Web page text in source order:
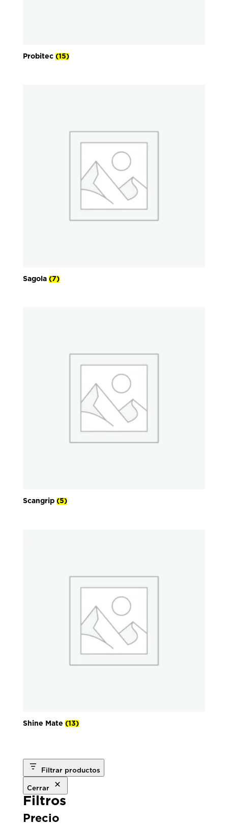
Probitec (15)
Sagola (7)
Scangrip (5)
Shine Mate (13)
Filtrar productos
Cerrar
Filtros
Precio